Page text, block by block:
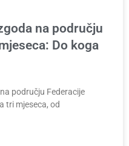
na području
Do koga
području Federacije
tri mjeseca, od